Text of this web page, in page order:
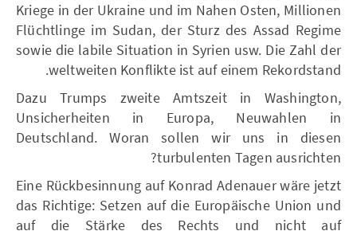
Kriege in der Ukraine und im Nahen Osten, Millionen
Flüchtlinge im Sudan, der Sturz des Assad Regime
sowie die labile Situation in Syrien usw. Die Zahl der
weltweiten Konflikte ist auf einem Rekordstand.
Dazu Trumps zweite Amtszeit in Washington,
Unsicherheiten in Europa, Neuwahlen in
Deutschland. Woran sollen wir uns in diesen
turbulenten Tagen ausrichten?
Eine Rückbesinnung auf Konrad Adenauer wäre jetzt
das Richtige: Setzen auf die Europäische Union und
auf die Stärke des Rechts und nicht auf